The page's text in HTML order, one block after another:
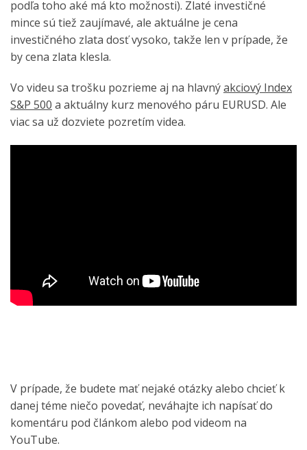
podľa toho aké má kto možnosti). Zlaté investičné
mince sú tiež zaujímavé, ale aktuálne je cena
investičného zlata dosť vysoko, takže len v prípade, že
by cena zlata klesla.
Vo videu sa trošku pozrieme aj na hlavnýakciový Index
S&P 500 a aktuálny kurz menového páru EURUSD. Ale
viac sa už dozviete pozretím videa.
V prípade, že budete mať nejaké otázky alebo chcieť k
danej téme niečo povedať, neváhajte ich napísať do
komentáru pod článkom alebo pod videom na
YouTube.